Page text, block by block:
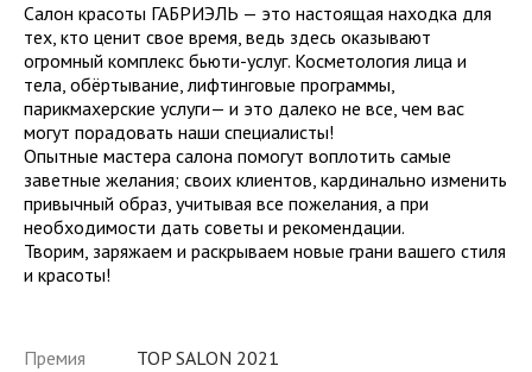
Салон красоты ГАБРИЭЛЬ — это настоящая находка для
тех, кто ценит свое время, ведь здесь оказывают
огромный комплекс бьюти-услуг. Косметология лица и
тела, обёртывание, лифтинговые программы,
парикмахерские услуги— и это далеко не все, чем вас
могут порадовать наши специалисты!
Опытные мастера салона помогут воплотить самые
заветные желания; своих клиентов, кардинально изменить
привычный образ, учитывая все пожелания, а при
необходимости дать советы и рекомендации.
Творим, заряжаем и раскрываем новые грани вашего стиля
и красоты!
Премия
TOP SALON 2021